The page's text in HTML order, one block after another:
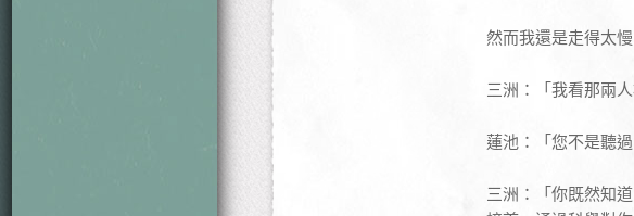
然而我還是走得太
三洲：「我看那兩
蓮池：「您不是聽
三洲：「你既然知